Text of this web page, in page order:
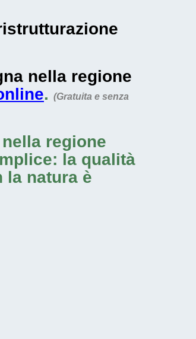
nella regione
. (Gratuita e senza
regione
la qualità
la natura è